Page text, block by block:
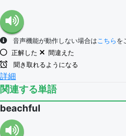
音声機能が動作しない場合はこちら を
正解した
間違えた
聞き取れるようになる
詳細
関連する単語
beachful